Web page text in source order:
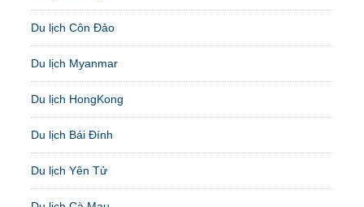
Du lịch Côn Đảo
Du lịch Myanmar
Du lịch HongKong
Du lịch Bái Đính
Du lịch Yên Tử